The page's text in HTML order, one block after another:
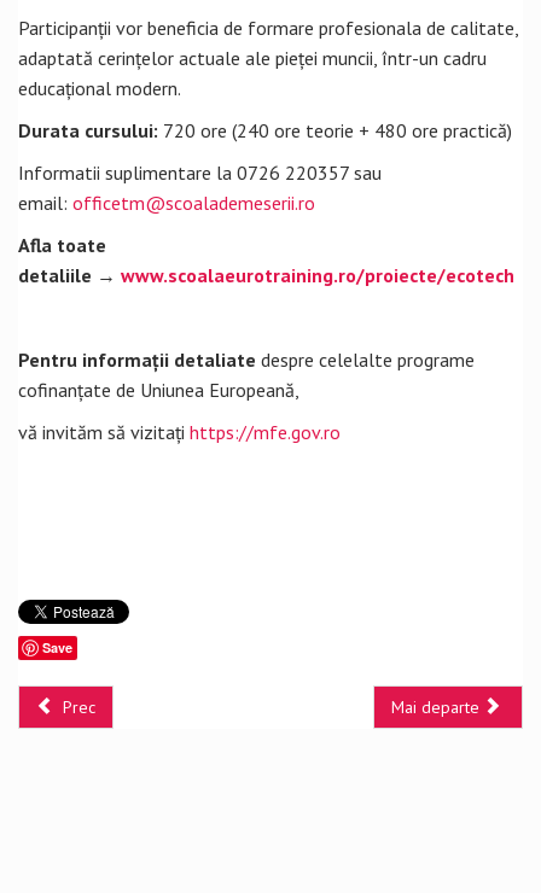
Participanții vor beneficia de formare profesionala de calitate,
adaptată cerințelor actuale ale pieței muncii, într-un cadru
educațional modern.
Durata cursului: 720 ore (240 ore teorie + 480 ore practică)
Informatii suplimentare la 0726 220357 sau
email: officetm@scoalademeserii.ro
Afla toate
detaliile → www.scoalaeurotraining.ro/proiecte/ecotech
Pentru informații detaliate despre celelalte programe
cofinanțate de Uniunea Europeană,
vă invităm să vizitați https://mfe.gov.ro
Save
Prec Mai departe